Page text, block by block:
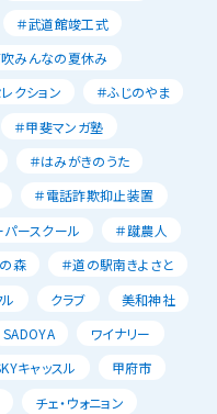
＃武道館竣工式
みんなの夏休み
クション
＃ふじのやま
＃甲斐マンガ塾
＃はみがきのうた
＃電話詐欺抑止装置
ースクール
＃蹴農人
森
＃道の駅南きよさと
クラブ
美和神社
SADOYA
ワイナリー
キャッスル
甲府市
チェ・ウォニョン